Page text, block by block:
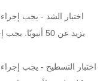
يزيد عن 50
اختبار التسطيح - يجب